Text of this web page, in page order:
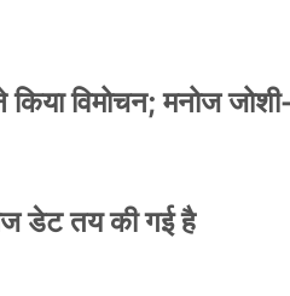
ने किया विमोचन; मनोज
डेट तय की गई है